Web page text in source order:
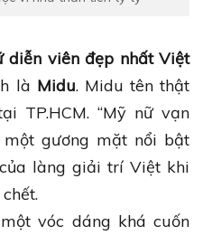
diễn viên đẹp nhất Việt
là Midu. Midu tên thật
TP.HCM. “Mỹ nữ vạn
gương mặt nổi bật
làng giải trí Việt khi
vóc dáng khá cuốn